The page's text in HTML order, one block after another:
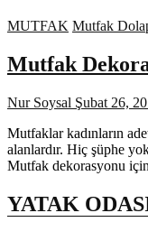
MUTFAK Mutfak
Mutfak
Nur Soysal Şubat 26,
Mutfaklar kadınların
alanlardır. Hiç şüphe
Mutfak dekorasyonu
YATAK